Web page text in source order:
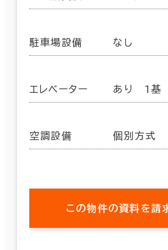
駐車場設備 なし
エレベーター あり 1基
空調設備 個別方式
この物件の資料を請